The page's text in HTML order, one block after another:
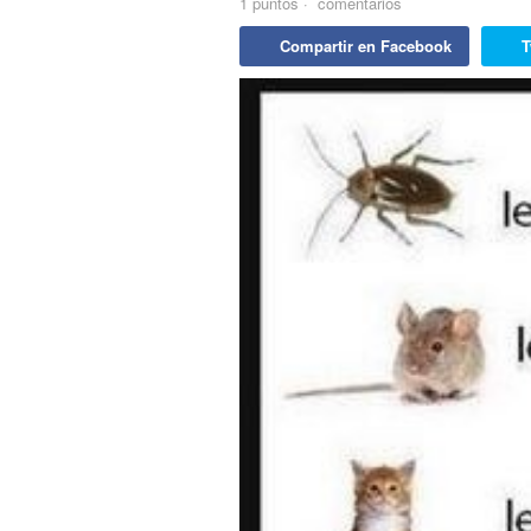
Compartir en Facebook